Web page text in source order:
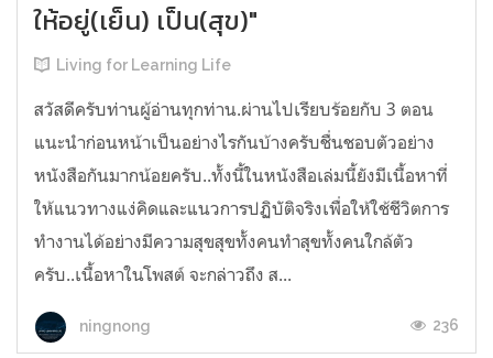
ให้อยู่(เย็น) เป็น(สุข)"
Living for Learning Life
สวัสดีครับท่านผู้อ่านทุกท่าน.ผ่านไปเรียบร้อยกับ 3 ตอน
แนะนำก่อนหน้าเป็นอย่างไรกันบ้างครับชื่นชอบตัวอย่าง
หนังสือกันมากน้อยครับ..ทั้งนี้ในหนังสือเล่มนี้ยังมีเนื้อหาที่
ให้แนวทางแง่คิดและแนวการปฏิบัติจริงเพื่อให้ใช้ชีวิตการ
ทำงานได้อย่างมีความสุขสุขทั้งคนทำสุขทั้งคนใกล้ตัว
ครับ..เนื้อหาในโพสต์ จะกล่าวถึง ส...
ningnong 236